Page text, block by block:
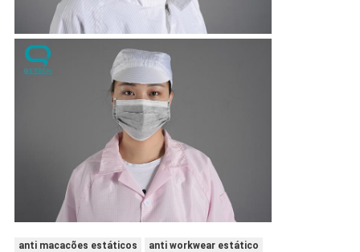
anti macacões estáticos anti workwear estático